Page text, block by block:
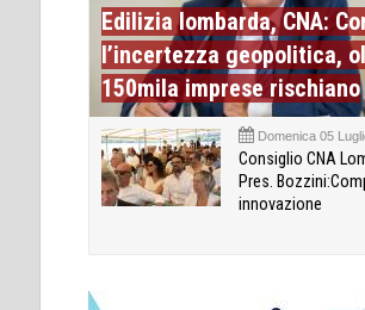
Edilizia lombarda, CNA:
l’incertezza geopolitica,
150mila imprese rischiano
Domenica 05
Consiglio CNA
Pres.
innovazione